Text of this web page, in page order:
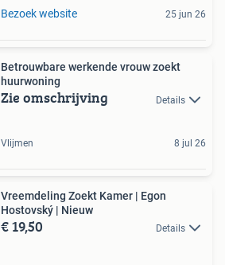
Bezoek website 25 jun 26
Betrouwbare werkende vrouw zoekt
huurwoning
Zie omschrijving Details
Vlijmen 8 jul 26
Vreemdeling Zoekt Kamer | Egon
Hostovský | Nieuw
€ 19,50 Details